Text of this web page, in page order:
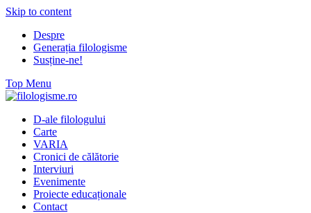
Skip to content
Despre
Generația filologisme
Susține-ne!
Top Menu
D-ale filologului
Carte
VARIA
Cronici de călătorie
Interviuri
Evenimente
Proiecte educaționale
Contact